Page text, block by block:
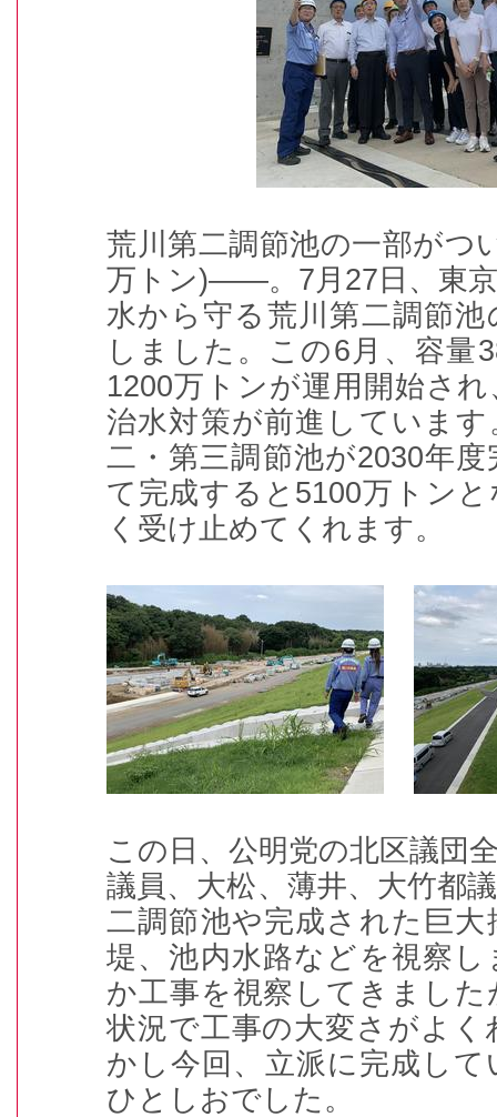
荒川第二調節池の一部がつ
万トン)――。 7月 27日、東
水から守る荒川第二調節
しました。この6 月、容量
1200万トンが運用開始さ
治水対策が前進していま
二・第三調節池が2030年度
て完成すると 5100万トン
く受け止めてくれます。
この日、公明党の北区議団
議員、大松、薄井、大竹都
二調節池や完成された巨
堤、池内水路などを視察
か工事を視察してきまし
状況で工事の大変さがよ
かし今回、立派に完成し
ひとしおでした。